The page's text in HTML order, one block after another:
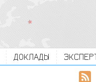
ДОКЛАДЫ